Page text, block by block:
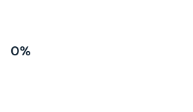
0%